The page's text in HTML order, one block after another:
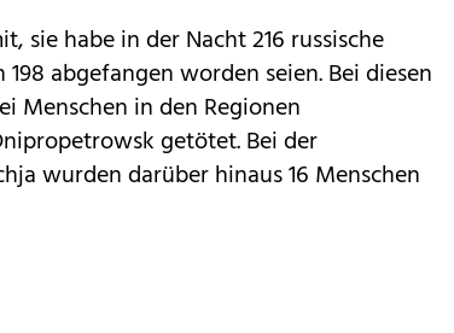
sie habe in der Nacht 216 russische
abgefangen worden seien. Bei diesen
Menschen in den Regionen
getötet. Bei der
wurden darüber hinaus 16 Menschen